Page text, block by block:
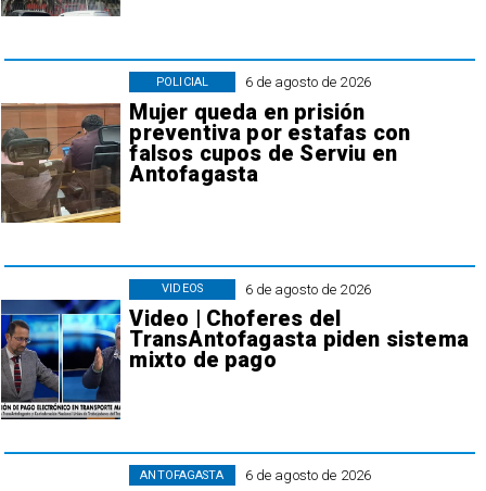
6 de agosto de 2026
Mujer queda en prisión
preventiva por estafas con
falsos cupos de Serviu en
Antofagasta
POLICIAL
6 de agosto de 2026
Video | Choferes del
TransAntofagasta piden sistema
mixto de pago
VIDEOS
6 de agosto de 2026
ANTOFAGASTA